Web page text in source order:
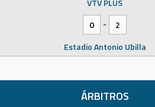
VTV PLUS
0
-
2
Estadio Antonio Ubilla
ÁRBITROS